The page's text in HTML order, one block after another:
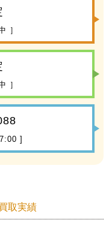
］
］
]
取実績